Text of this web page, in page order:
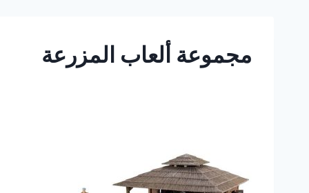
مجموعة ألعاب المزرعة